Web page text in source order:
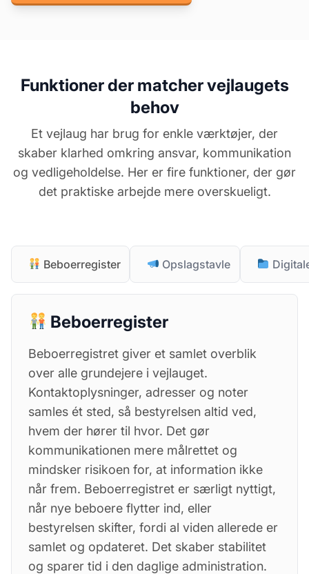
Funktioner der matcher vejlaugets
behov
Et vejlaug har brug for enkle værktøjer, der
skaber klarhed omkring ansvar, kommunikation
og vedligeholdelse. Her er fire funktioner, der gør
det praktiske arbejde mere overskueligt.
Beboerregister Opslagstavle
Beboerregister
Beboerregistret giver et samlet overblik
over alle grundejere i vejlauget.
Kontaktoplysninger, adresser og noter
samles ét sted, så bestyrelsen altid ved,
hvem der hører til hvor. Det gør
kommunikationen mere målrettet og
mindsker risikoen for, at information ikke
når frem. Beboerregistret er særligt nyttigt,
når nye beboere flytter ind, eller
bestyrelsen skifter, fordi al viden allerede er
samlet og opdateret. Det skaber stabilitet
og sparer tid i den daglige administration.